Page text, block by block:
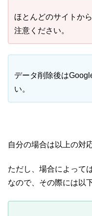
ほとんどのサイトか
注意ください。
データ削除後は
い。
自分の場合は以上の対
ただし、場合によって
なので、その際には以